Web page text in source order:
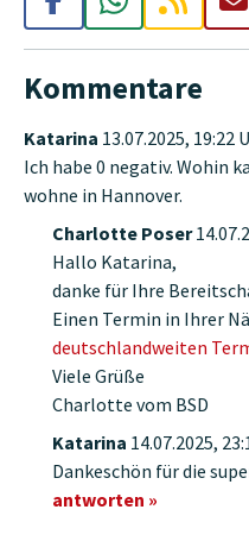
Kommentare
Katarina 13.07.2025, 19:22
Ich habe 0 negativ. Wohin
wohne in Hannover.
Charlotte Poser
Hallo Katarina,
danke für Ihre
Einen Termin in Ihrer
deutschlandweiten
Viele Grüße
Charlotte vom BSD
Katarina 14.07.2025,
Dankeschön für die
antworten »